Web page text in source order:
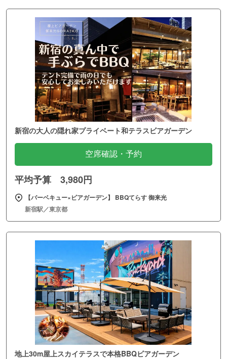
新宿の大人の隠れ家プライベート和テラスビアガーデン
空席確認・予約
平均予算 3,980円
【バーベキュー×ビアガーデン】 BBQてらす 御来光
新宿駅／東京都
地上30m屋上スカイテラスで本格BBQビアガーデン